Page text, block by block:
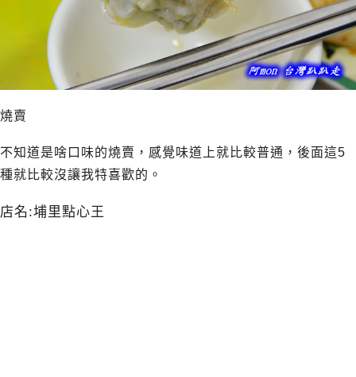
燒賣
不知道是啥口味的燒賣，感覺味道上就比較普通，後面這5
種就比較沒讓我特喜歡的。
店名:埔里點心王